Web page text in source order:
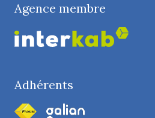
Agence membre
Adhérents